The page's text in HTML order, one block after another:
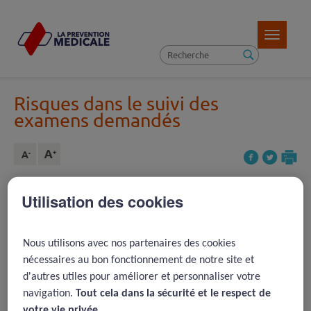
Toggle
Risques dans le suivi des
examens demandés
Article précédent ( 22 )
Article suivant ( 4 )
2015 - Les problèmes de
Utilisation des cookies
Nous utilisons avec nos partenaires des cookies
nécessaires au bon fonctionnement de notre site et
d'autres utiles pour améliorer et personnaliser votre
navigation.Tout cela dans la sécurité et le respect de